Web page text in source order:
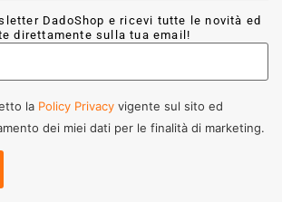
DadoShop e ricevi tutte le novità ed
direttamente sulla tua email!
la Policy Privacy vigente sul sito ed
dei miei dati per le finalità di marketing.